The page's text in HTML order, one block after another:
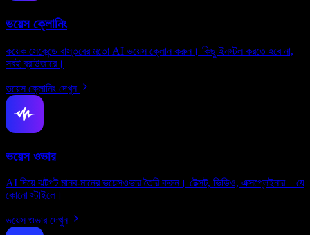
ভয়েস ক্লোনিং
কয়েক সেকেন্ডে বাস্তবের মতো AI ভয়েস ক্লোন করুন। কিছু ইনস্টল করতে হবে না,
সবই ব্রাউজারে।
ভয়েস ক্লোনিং দেখুন
ভয়েস ওভার
AI দিয়ে ঝটপট মানব-মানের ভয়েসওভার তৈরি করুন। টেক্সট, ভিডিও, এক্সপ্লেইনার—যে
কোনো স্টাইলে।
ভয়েস ওভার দেখুন